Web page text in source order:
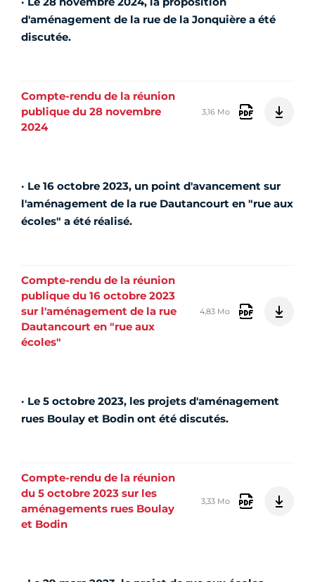
d'aménagement de la rue de la Jonquière a été
discutée.
Compte-rendu de la réunion
publique du 28 novembre
2024
3,16 Mo
· Le 16 octobre 2023, un point d'avancement sur
l'aménagement de la rue Dautancourt en "rue aux
écoles" a été réalisé.
Compte-rendu de la réunion
publique du 16 octobre 2023
sur l'aménagement de la rue
Dautancourt en "rue aux
écoles"
4,83 Mo
· Le 5 octobre 2023, les projets d'aménagement
rues Boulay et Bodin ont été discutés.
Compte-rendu de la réunion
du 5 octobre 2023 sur les
aménagements rues Boulay
et Bodin
3,33 Mo